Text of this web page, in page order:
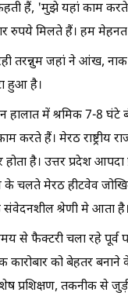
हैं, 'मुझे यहां काम
रुपये मिलते हैं। हम
तरन्नुम जहां ने आंख,
हुआ है।
हालात में श्रमिक 7-8 घंटे
हैं। मेरठ राष्ट्रीय
होता है। उत्तर प्रदेश
के चलते मेरठ हीटवेव
संवेदनशील श्रेणी मे आता है।
से फैक्टरी चला रहे पूर्व
कारोबार को बेहतर बनाने
प्रशिक्षण, तकनीक से